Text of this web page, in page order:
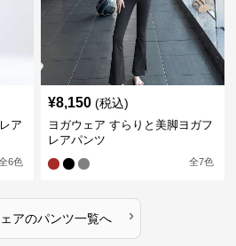
ア
6色
¥8,150 (税込)
ヨガウェア すらりと美脚ヨガフ
レアパンツ
全7色
アのパンツ一覧へ ›